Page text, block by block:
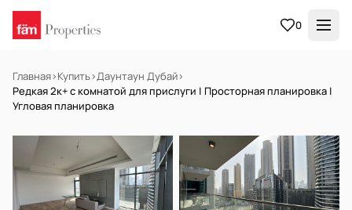
0
Главная›Купить›Даунтаун Дубай›
Редкая 2к+ с комнатой для прислуги | Просторная планировка |
Угловая планировка
НА ПРОДАЖУ Готов к заселению